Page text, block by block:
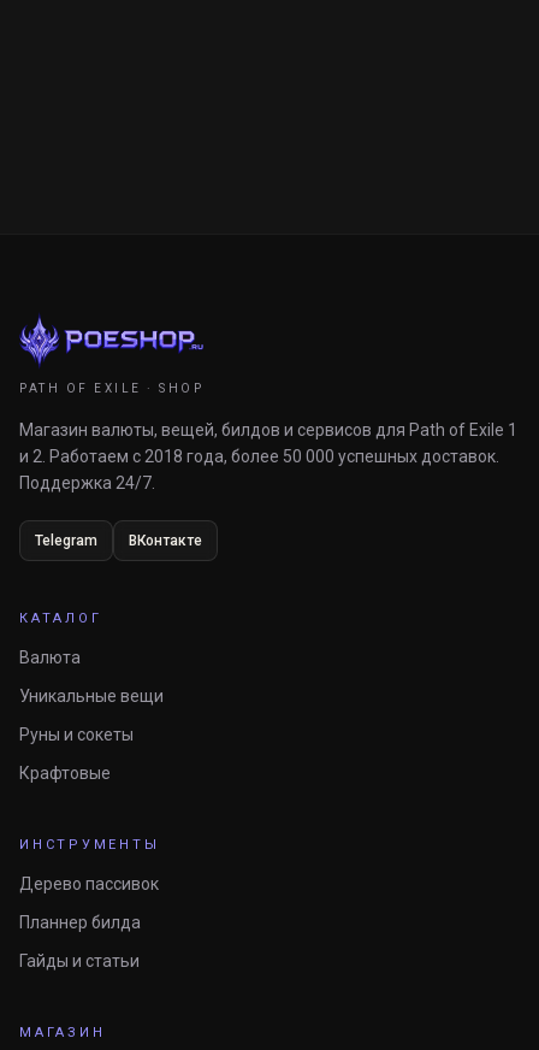
PATH OF EXILE · SHOP
Магазин валюты, вещей, билдов и сервисов для Path of Exile 1
и 2. Работаем с 2018 года, более 50 000 успешных доставок.
Поддержка 24/7.
Telegram ВКонтакте
КАТАЛОГ
Валюта
Уникальные вещи
Руны и сокеты
Крафтовые
ИНСТРУМЕНТЫ
Дерево пассивок
Планнер билда
Гайды и статьи
МАГАЗИН